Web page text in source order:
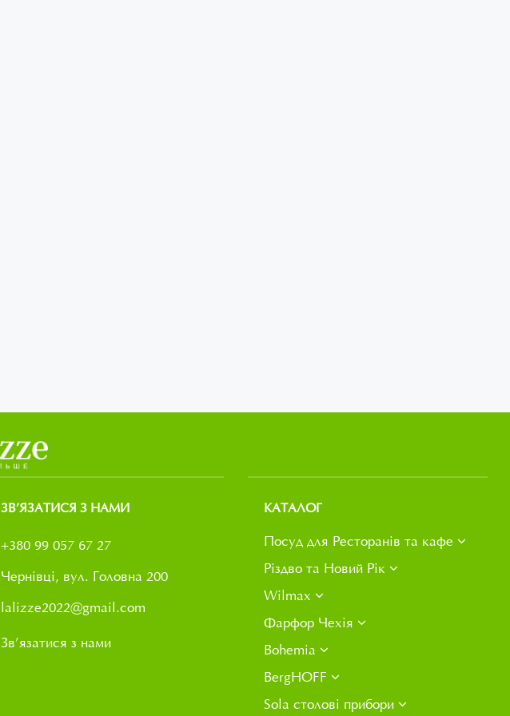
ЗВ’ЯЗАТИСЯ З НАМИ
+380 99 057 67 27
Чернівці, вул. Головна 200
lalizze2022@gmail.com
Зв’язатися з нами
КАТАЛОГ
Посуд для Ресторанів та кафе
Різдво та Новий Рік
Wilmax
Фарфор Чехія
Bohemia
BergHOFF
Sola столові прибори